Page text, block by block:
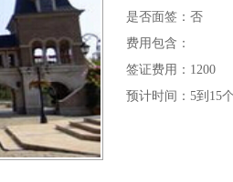
是否面签：否
费用包含：
签证费用：1200
预计时间：5到15